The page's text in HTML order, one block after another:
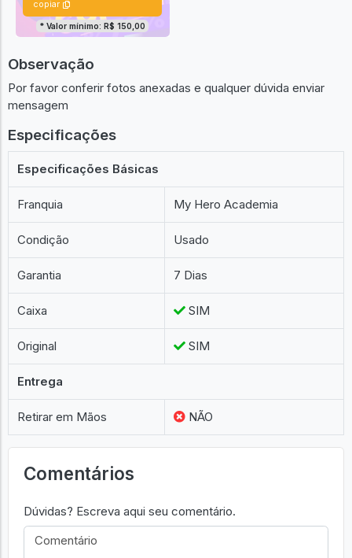
copiar
* Valor mínimo: R$ 150,00
Observação
Por favor conferir fotos anexadas e qualquer dúvida enviar
mensagem
Especificações
Especificações Básicas
Franquia My Hero Academia
Condição Usado
Garantia 7 Dias
Caixa SIM
Original SIM
Entrega
Retirar em Mãos NÃO
Comentários
Dúvidas? Escreva aqui seu comentário.